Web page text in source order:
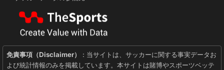
免責事項（Disclaimer）
: 当サイトは、サッカーに関する事実データお
よび統計情報のみを掲載しています。本サイトは賭博やスポーツベッテ